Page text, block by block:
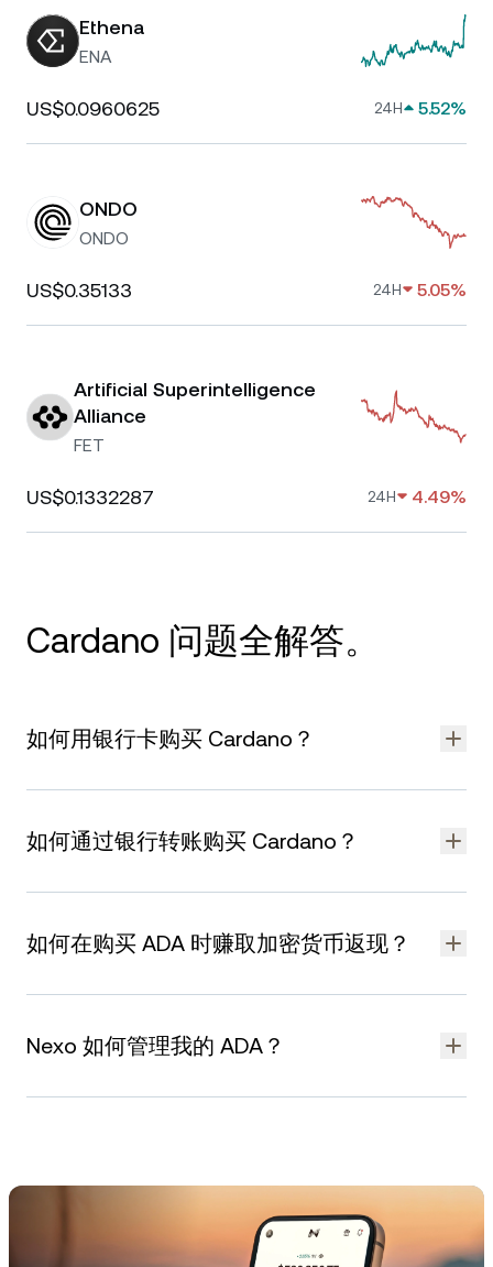
Ethena
ENA
US$0.0960625 24H 5.52%
ONDO
ONDO
US$0.35133 24H 5.05%
Artificial Superintelligence
Alliance
FET
US$0.1332287 24H 4.49%
Cardano 问题全解答。
如何用银行卡购买 Cardano？
可直接使用信用卡或借记卡购买 Cardano，也可使用与 Apple
如需详细了解如何用银行卡购买 Cardano，请访问
如何通过银行转账购买 Cardano？
用户可通过银行转账的方式，从当地银行进行充值。 欧元和英镑
资金到账后，前往 Nexo 应用程序内的“Exchange"标签页，将到
如何在购买 ADA 时赚取加密货币返现？
如要在购买 ADA 时获得加密货币返现，账户中数字资产余额价值
若想获得最高加密货币返现，需保持账户中数字资产余额价值超
Nexo 如何管理我的 ADA？
我们采用 Ledger Vault、Fireblocks 等多个托管平台，以实现托
ISO/IEC 27001:2013 认证的信息管理系统。